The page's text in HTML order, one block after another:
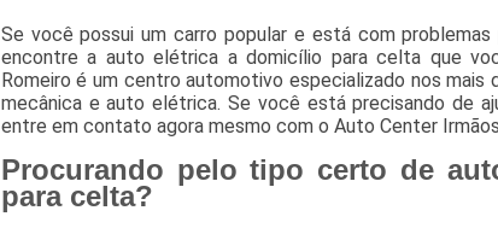
Se você possui um carro popular e está com
encontre a auto elétrica a domicílio para celta que
Romeiro é um centro automotivo especializado nos mais
mecânica e auto elétrica. Se você está precisando de
entre em contato agora mesmo com o Auto Center
Procurando pelo tipo certo de
para celta?